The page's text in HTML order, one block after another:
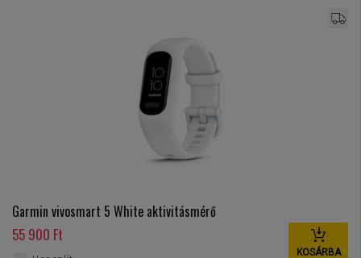
Garmin vivosmart 5 White aktivitásmérő
55 900 Ft
KOSÁRBA